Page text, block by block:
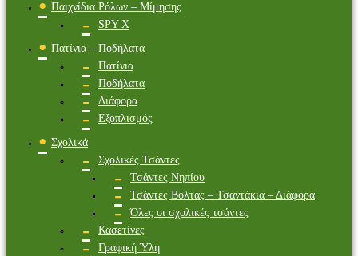
Παιχνίδια Ρόλων – Μίμησης
SPY X
Πατίνια – Ποδήλατα
Πατίνια
Ποδήλατα
Διάφορα
Εξοπλισμός
Σχολικά
Σχολικές Τσάντες
Τσάντες Νηπίου
Τσάντες Βόλτας – Τσαντάκια – Διάφορα
Όλες οι σχολικές τσάντες
Κασετίνες
Γραφική Ύλη